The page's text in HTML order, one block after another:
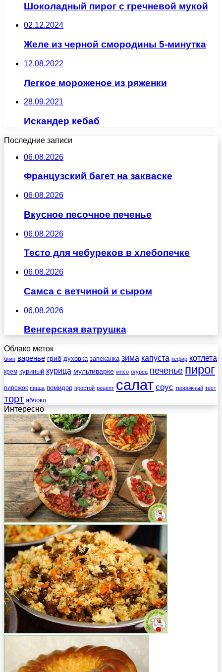
Шоколадный пирог с гречневой мукой
02.12.2024
Желе из черной смородины 5-минутка
12.08.2022
Легкое мороженое из ряженки
28.09.2021
Искандер кебаб
Последние записи
06.08.2026
Французский багет на закваске
06.08.2026
Вкусное песочное печенье
06.08.2026
Тесто для чебуреков в хлебопечке
06.08.2026
Самса с ветчиной и сыром
06.08.2026
Венгерская ватрушка
Облако меток
блин варенье гриб духовка запеканка зима капуста кефир котлета
крем куриный курица мультиварке мясо огурец печенье пирог
пирожок пицца помидор простой рецепт салат соус творожный тест
торт яблоко
Интересно